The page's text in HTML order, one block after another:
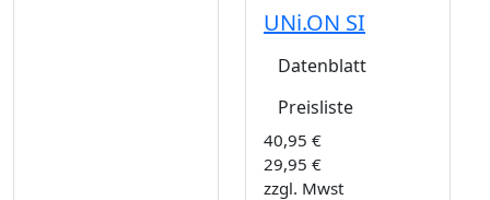
UNi.ON SI
Datenblatt
Preisliste
40,95 €
29,95 €
zzgl. Mwst